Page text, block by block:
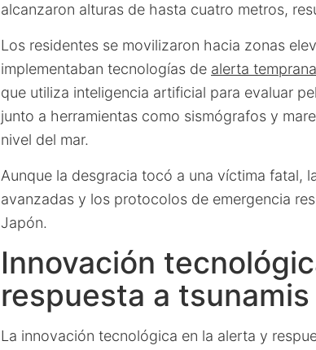
alcanzaron alturas de hasta cuatro metros,
Los residentes se movilizaron hacia zonas
implementaban tecnologías de alerta temprana
que utiliza inteligencia artificial para evaluar
junto a herramientas como sismógrafos y
nivel del mar.
Aunque la desgracia tocó a una víctima fatal,
avanzadas y los protocolos de emergencia
Japón.
Innovación
respuesta a tsunamis
La innovación tecnológica en la alerta y